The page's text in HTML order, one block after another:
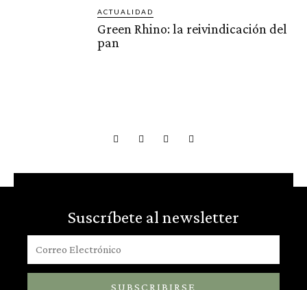
ACTUALIDAD
Green Rhino: la reivindicación del
pan
Suscríbete al newsletter
SUBSCRIBIRSE